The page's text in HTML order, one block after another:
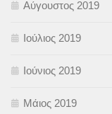
Αύγουστος 2019
Ιούλιος 2019
Ιούνιος 2019
Μάιος 2019